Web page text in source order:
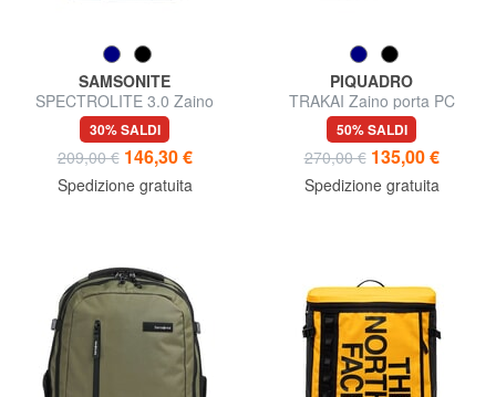
SAMSONITE
SPECTROLITE 3.0 Zaino
porta pc da 15,6"
30% SALDI
209,00 € 146,30 €
Spedizione gratuita
PIQUADRO
TRAKAI Zaino porta PC
14"/Ipad 9,7"/11"
50% SALDI
270,00 € 135,00 €
Spedizione gratuita